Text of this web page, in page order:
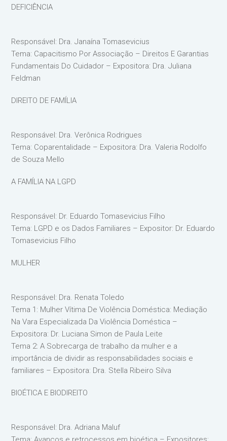
DEFICIÊNCIA
Responsável: Dra. Janaína Tomasevicius
Tema: Capacitismo Por Associação – Direitos E Garantias
Fundamentais Do Cuidador – Expositora: Dra. Juliana
Feldman
DIREITO DE FAMÍLIA
Responsável: Dra. Verônica Rodrigues
Tema: Coparentalidade – Expositora: Dra. Valeria Rodolfo
de Souza Mello
A FAMÍLIA NA LGPD
Responsável: Dr. Eduardo Tomasevicius Filho
Tema: LGPD e os Dados Familiares – Expositor: Dr. Eduardo
Tomasevicius Filho
MULHER
Responsável: Dra. Renata Toledo
Tema 1: Mulher Vítima De Violência Doméstica: Mediação
Na Vara Especializada Da Violência Doméstica –
Expositora: Dr. Luciana Simon de Paula Leite
Tema 2: A Sobrecarga de trabalho da mulher e a
importância de dividir as responsabilidades sociais e
familiares – Expositora: Dra. Stella Ribeiro Silva
BIOÉTICA E BIODIREITO
Responsável: Dra. Adriana Maluf